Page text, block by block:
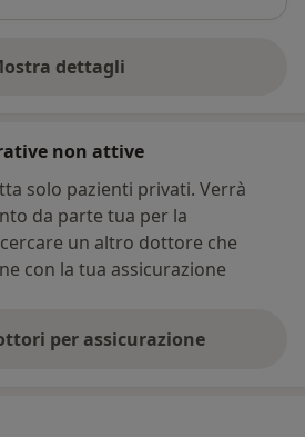
dettagli
sull'indirizzo
non attive
solo pazienti privati. Verrà
da parte tua per la
un altro dottore che
con la tua assicurazione
per assicurazione